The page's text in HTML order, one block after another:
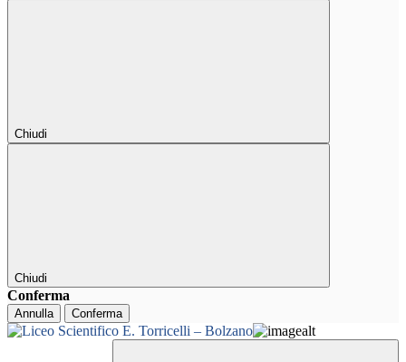
Chiudi
Chiudi
Conferma
Annulla Conferma